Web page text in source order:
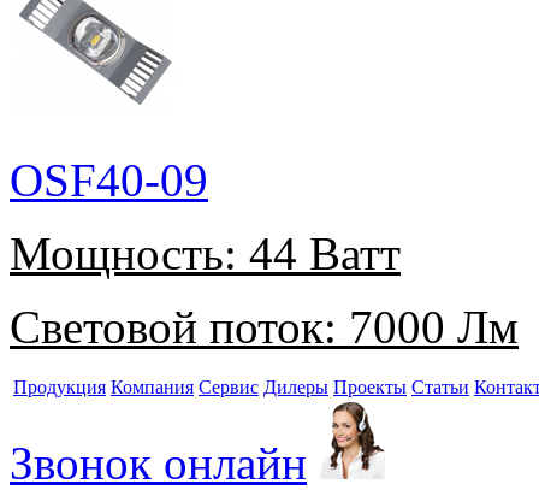
OSF40-09
Мощность: 44 Ватт
Световой поток: 7000 Лм
Продукция Компания Сервис Дилеры Проекты Статьи
Звонок онлайн